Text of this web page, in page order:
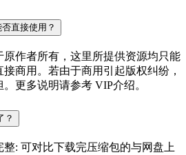
直接使用？
作者所有，这里所提供资源均只能
商用。若由于商用引起版权纠纷，
更多说明请参考 VIP介绍。
？
: 可对比下载完压缩包的与网盘上